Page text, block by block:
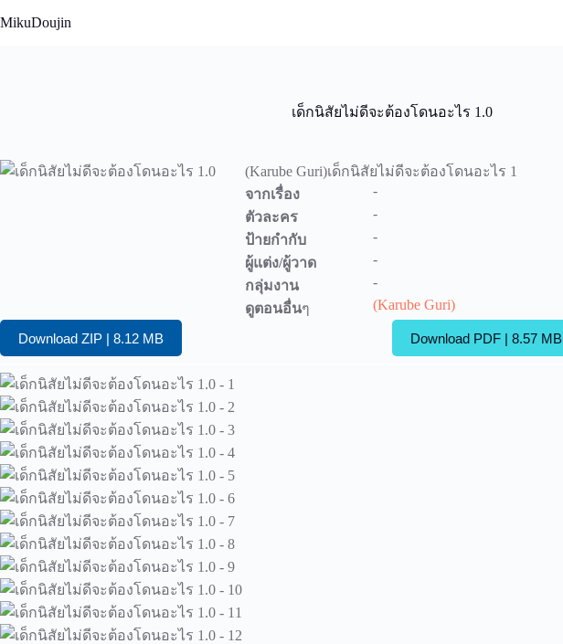
to
MikuDoujin
เด็กนิสัยไม่ดีจะต้องโดนอะไร 1.0
(Karube Guri)เด็กนิสัยไม่ดีจะต้องโดนอะไร 1
จากเรื่อง
-
ตัวละคร
-
ป้ายกำกับ
-
ผู้แต่ง/ผู้วาด
-
กลุ่มงาน
-
ดูตอนอื่นๆ (Karube Guri)
Download ZIP | 8.12 MB Download PDF | 8.57 MB